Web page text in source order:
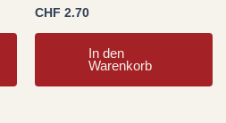
CHF 2.70
In den
Warenkorb